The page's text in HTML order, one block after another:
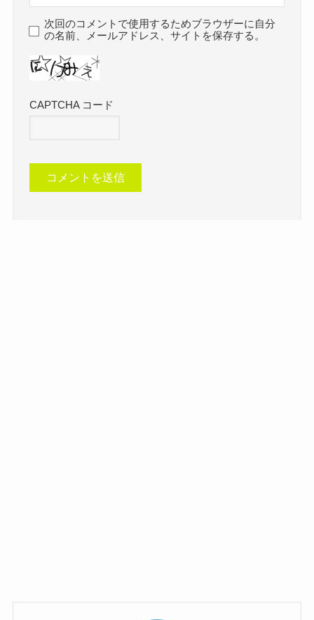
次回のコメントで使用するためブラウザーに自分
の名前、メールアドレス、サイトを保存する。
CAPTCHA コード